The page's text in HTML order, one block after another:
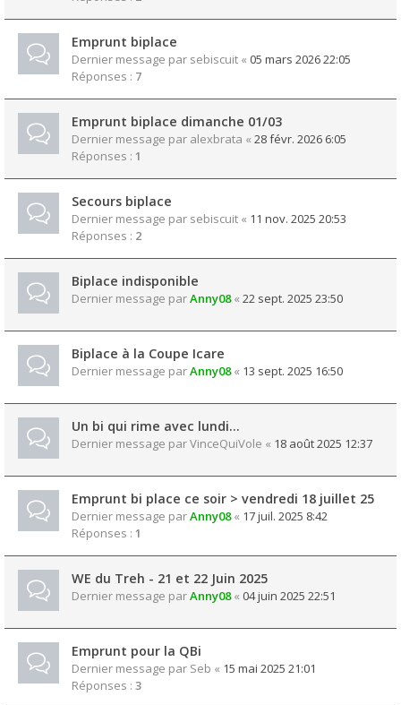
Emprunt biplace
Dernier message par sebiscuit « 05 mars 2026 22:05
Réponses : 7
Emprunt biplace dimanche 01/03
Dernier message par alexbrata « 28 févr. 2026 6:05
Réponses : 1
Secours biplace
Dernier message par sebiscuit « 11 nov. 2025 20:53
Réponses : 2
Biplace indisponible
Dernier message parAnny08« 22 sept. 2025 23:50
Biplace à la Coupe Icare
Dernier message parAnny08« 13 sept. 2025 16:50
Un bi qui rime avec lundi...
Dernier message parVinceQuiVole « 18 août 2025 12:37
Emprunt bi place ce soir > vendredi 18 juillet 25
Dernier message parAnny08« 17 juil. 2025 8:42
Réponses : 1
WE du Treh - 21 et 22 Juin 2025
Dernier message parAnny08« 04 juin 2025 22:51
Emprunt pour la QBi
Dernier message par Seb « 15 mai 2025 21:01
Réponses : 3